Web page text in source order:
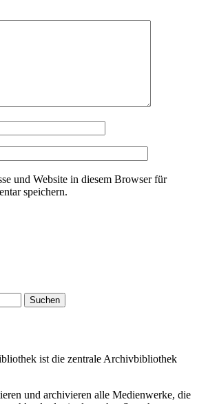
und Website in diesem Browser für
speichern.
ist die zentrale Archivbibliothek
und archivieren alle Medienwerke, die